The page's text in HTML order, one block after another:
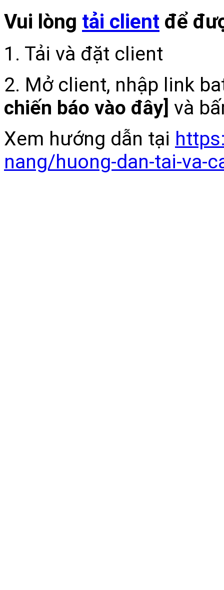
Vui lòng tải client để
1. Tải và đặt client
2. Mở client, nhập link
chiến báo vào đây] và
Xem hướng dẫn tại
nang/huong-dan-tai-va-